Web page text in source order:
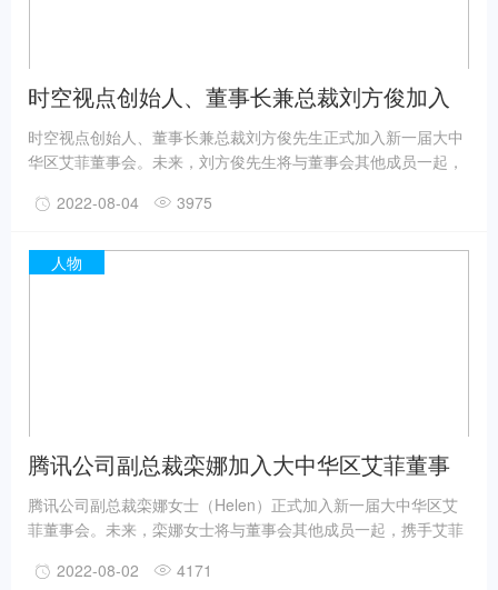
时空视点创始人、董事长兼总裁刘方俊加入
大中华区艾菲董事会
时空视点创始人、董事长兼总裁刘方俊先生正式加入新一届大中
华区艾菲董事会。未来，刘方俊先生将与董事会其他成员一起，
领、启迪和表彰实效营销作品及其实践者，推动品牌商业价值增
2022-08-04 3975
人物
腾讯公司副总裁栾娜加入大中华区艾菲董事
会
腾讯公司副总裁栾娜女士（Helen）正式加入新一届大中华区艾
菲董事会。未来，栾娜女士将与董事会其他成员一起，携手艾菲
表彰实效营销作品及其实践者，推动品牌商业价值增长。
2022-08-02 4171